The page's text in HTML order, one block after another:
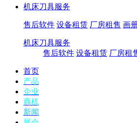
机床刀具服务
售后软件 设备租赁 厂房租售 画
机床刀具服务
售后软件 设备租赁 厂房租
首页
产品
企业
商机
新闻